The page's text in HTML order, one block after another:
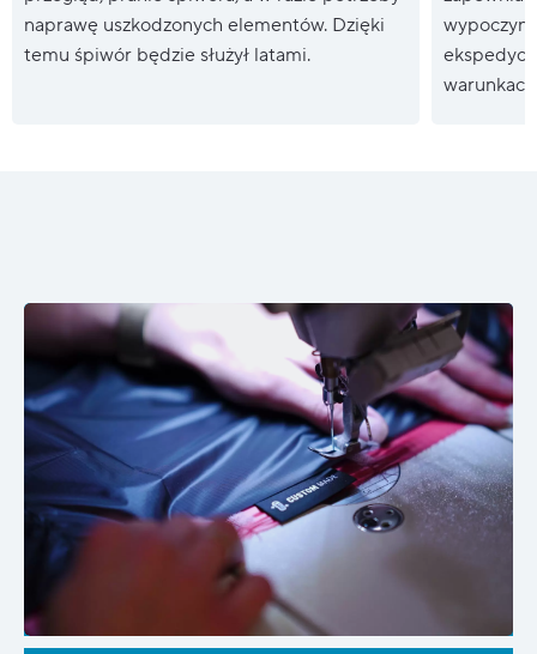
naprawę uszkodzonych elementów. Dzięki
temu śpiwór będzie służył latami.